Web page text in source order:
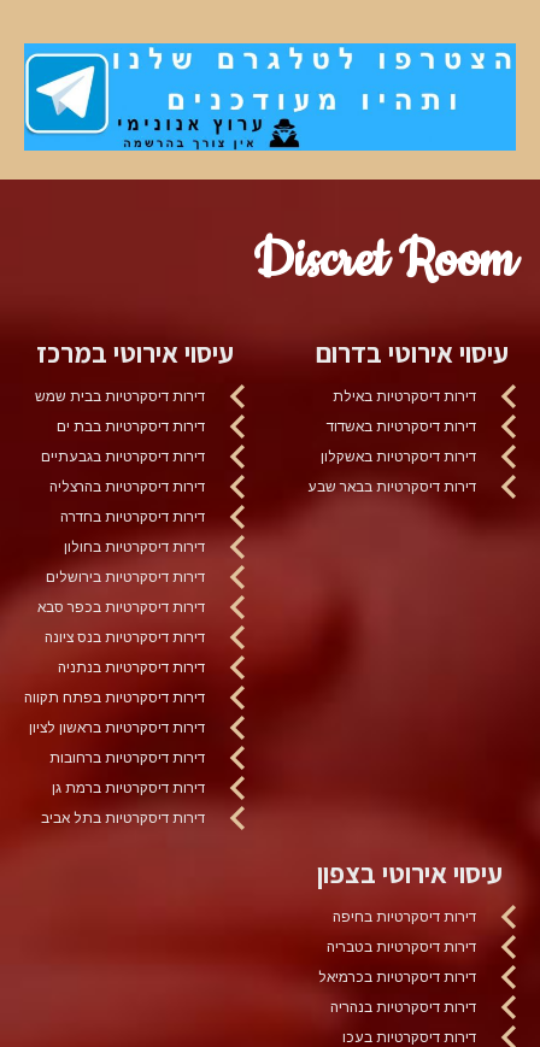
Discret Room
עיסוי אירוטי בדרום
דירות דיסקרטיות באילת
דירות דיסקרטיות באשדוד
דירות דיסקרטיות באשקלון
דירות דיסקרטיות בבאר שבע
עיסוי אירוטי במרכז
דירות דיסקרטיות בבית שמש
דירות דיסקרטיות בבת ים
דירות דיסקרטיות בגבעתיים
דירות דיסקרטיות בהרצליה
דירות דיסקרטיות בחדרה
דירות דיסקרטיות בחולון
דירות דיסקרטיות בירושלים
דירות דיסקרטיות בכפר סבא
דירות דיסקרטיות בנס ציונה
דירות דיסקרטיות בנתניה
דירות דיסקרטיות בפתח תקווה
דירות דיסקרטיות בראשון לציון
דירות דיסקרטיות ברחובות
דירות דיסקרטיות ברמת גן
דירות דיסקרטיות בתל אביב
עיסוי אירוטי בצפון
דירות דיסקרטיות בחיפה
דירות דיסקרטיות בטבריה
דירות דיסקרטיות בכרמיאל
דירות דיסקרטיות בנהריה
דירות דיסקרטיות בעכו